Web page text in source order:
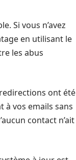
Si vous n’avez
en utilisant le
les abus
ont été
vos emails sans
contact n’ait